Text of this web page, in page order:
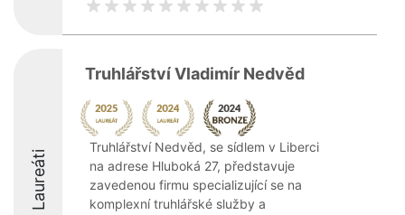
Laureáti
Truhlářství Vladimír Nedvěd
Truhlářství Nedvěd, se sídlem v Liberci
na adrese Hluboká 27, představuje
zavedenou firmu specializující se na
komplexní truhlářské služby a